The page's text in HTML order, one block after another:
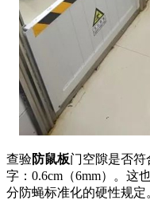
查验防鼠板门空隙是否
字：0.6cm（6mm）。这
分防蝇标准化的硬性规定